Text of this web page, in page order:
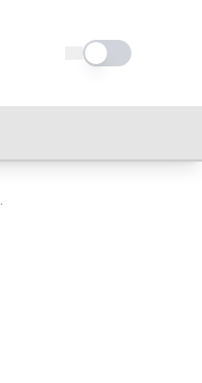
Schimba tema